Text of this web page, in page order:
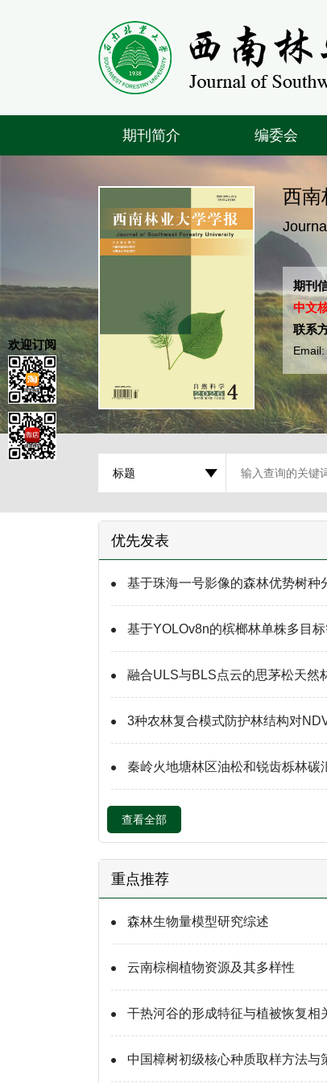
期刊简介 编委会
西南
期刊
中文
联系
欢迎订阅
优先发表
基于珠海一号影像的森林优势树种
基于YOLOv8n的槟榔林单株多目
融合ULS与BLS点云的思茅松天然
3种农林复合模式防护林结构对
秦岭火地塘林区油松和锐齿栎林碳
查看全部
重点推荐
森林生物量模型研究综述
云南棕榈植物资源及其多样性
干热河谷的形成特征与植被恢复相
中国樟树初级核心种质取样方法与